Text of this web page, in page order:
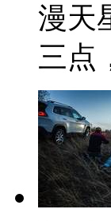
漫天
三点